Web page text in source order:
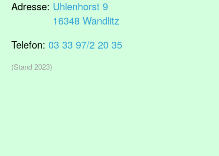
Adresse: Uhlenhorst 9
16348 Wandlitz
Telefon: 03 33 97/2 20 35
(Stand 2023)